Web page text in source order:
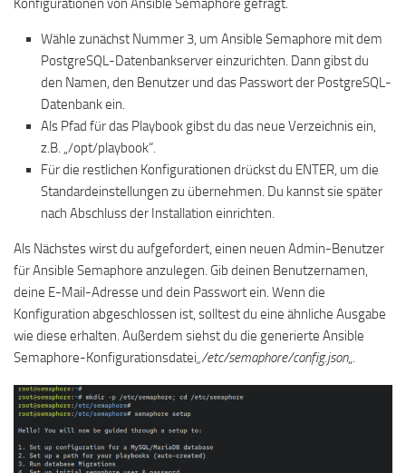
Konfigurationen von Ansible Semaphore gefragt.
Wähle zunächst Nummer 3, um Ansible Semaphore mit dem
PostgreSQL-Datenbankserver einzurichten. Dann gibst du
den Namen, den Benutzer und das Passwort der PostgreSQL-
Datenbank ein.
Als Pfad für das Playbook gibst du das neue Verzeichnis ein,
z.B. „/opt/playbook“.
Für die restlichen Konfigurationen drückst du ENTER, um die
Standardeinstellungen zu übernehmen. Du kannst sie später
nach Abschluss der Installation einrichten.
Als Nächstes wirst du aufgefordert, einen neuen Admin-Benutzer
für Ansible Semaphore anzulegen. Gib deinen Benutzernamen,
deine E-Mail-Adresse und dein Passwort ein. Wenn die
Konfiguration abgeschlossen ist, solltest du eine ähnliche Ausgabe
wie diese erhalten. Außerdem siehst du die generierte Ansible
Semaphore-Konfigurationsdatei„/etc/semaphore/config.json„.